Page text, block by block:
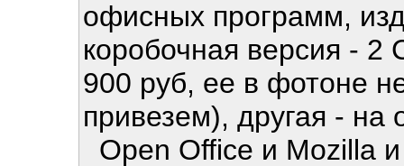
офисных программ,
коробочная версия - 2
900 руб, ее в фотоне
привезем), другая - на
Open Office и Mozilla